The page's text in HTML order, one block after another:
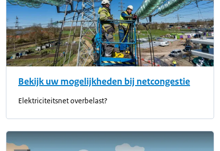
Bekijk uw mogelijkheden bij netcongestie
Elektriciteitsnet overbelast?